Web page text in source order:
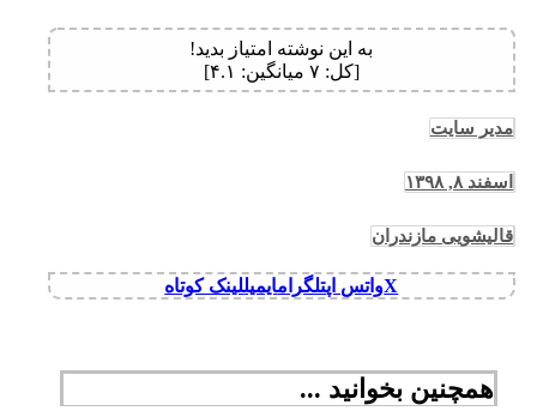
به این نوشته امتیاز بدید!
[کل: ۷ میانگین: ۴.۱]
مدیر سایت
اسفند ۸, ۱۳۹۸
قالیشویی مازندران
Xواتس اپتلگرامایمیللینک کوتاه
همچنین بخوانید ...